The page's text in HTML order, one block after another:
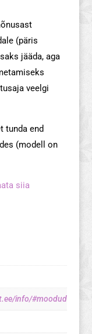
(päris
jääda, aga
veelgi
tunda end
(modell on
siia
info/#moodud